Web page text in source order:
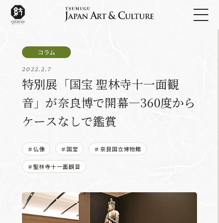
2022.2.7
特別展「国宝 聖林寺十一面観
音」が奈良博で開幕―360度から
ケースなしで鑑賞
＃仏像 ＃国宝 ＃奈良国立博物館
＃聖林寺十一面観音